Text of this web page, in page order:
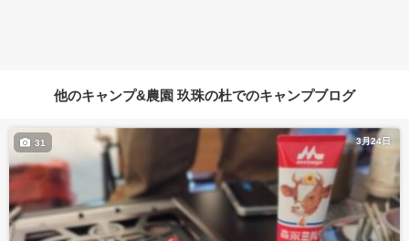
他のキャンプ&農園 玖珠の杜でのキャンプブログ
3月24日
31